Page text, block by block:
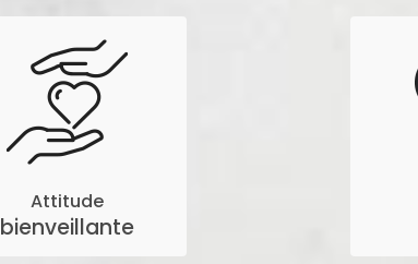
Attitude
bienveillante